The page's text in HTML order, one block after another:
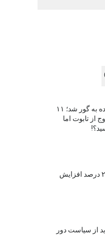
زن برزیلی که به اشتباه زنده به گور شد؛ ۱۱
از تابوت اما
حاصلات خربوزه در کندز ۲۰ درصد افزایش
از سیاست دور